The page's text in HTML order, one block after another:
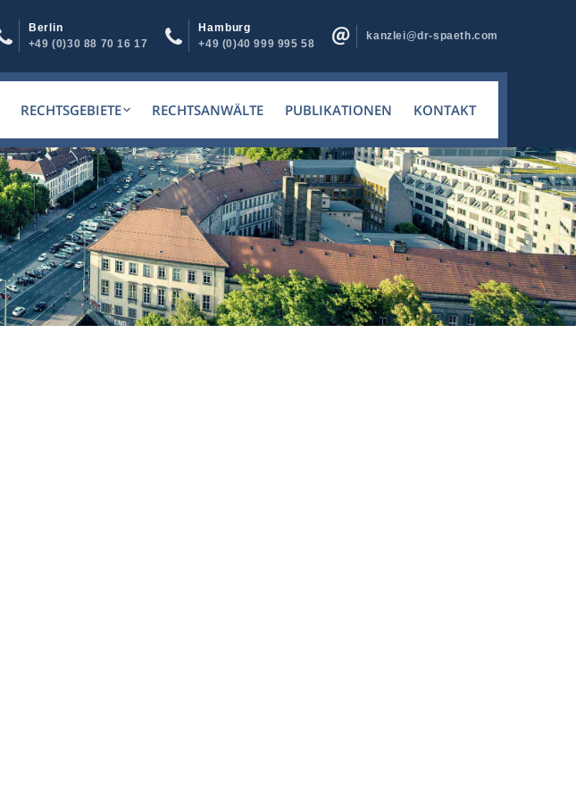
Berlin
+49 (0)30 88 70 16 17
Hamburg
+49 (0)40 999 995 58
kanzlei@dr-spaeth.com
RECHTSGEBIETE RECHTSANWÄLTE PUBLIKATIONEN KONTAKT